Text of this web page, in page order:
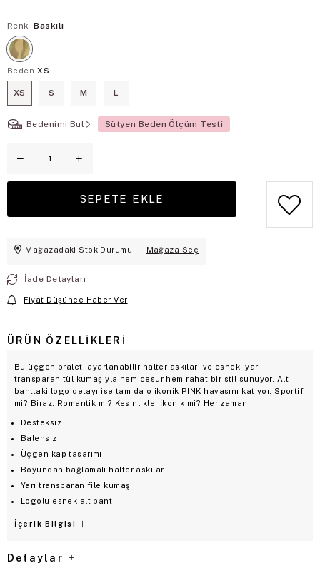
Renk Baskılı
Beden XS
XS S M L
Bedenimi Bul Sütyen Beden Ölçüm Testi
Mağazadaki Stok Durumu Mağaza Seç
İade Detayları
Fiyat Düşünce Haber Ver
ÜRÜN ÖZELLIKLERI
Bu üçgen bralet, ayarlanabilir halter askıları ve esnek, yarı
transparan tül kumaşıyla hem cesur hem rahat bir stil sunuyor. Alt
banttaki logo detayı ise tam da o ikonik PINK havasını katıyor. Sportif
mi? Biraz. Romantik mi? Kesinlikle. İkonik mi? Her zaman!
Desteksiz
Balensiz
Üçgen kap tasarımı
Boyundan bağlamalı halter askılar
Yarı transparan file kumaş
Logolu esnek alt bant
İçerik Bilgisi
Detaylar